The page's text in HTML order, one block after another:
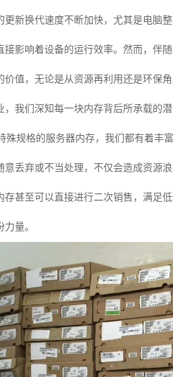
新换代速度不断加快，尤其是电脑
影响着设备的运行效率。然而，伴
值，无论是从资源再利用还是环保
我们深知每一块内存背后所承载的
殊规格的服务器内存，我们都有着
丢弃或不当处理，不仅会造成资源
存甚至可以直接进行二次销售，满足
量。